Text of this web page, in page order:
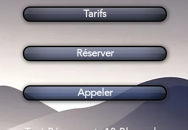
Tarifs
Réserver
Appeler